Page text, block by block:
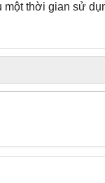
thời gian sử